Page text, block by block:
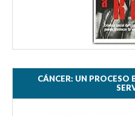
CÁNCER: UN